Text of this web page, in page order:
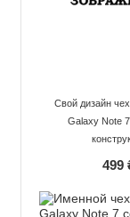
Свой дизайн
Galaxy Note
499